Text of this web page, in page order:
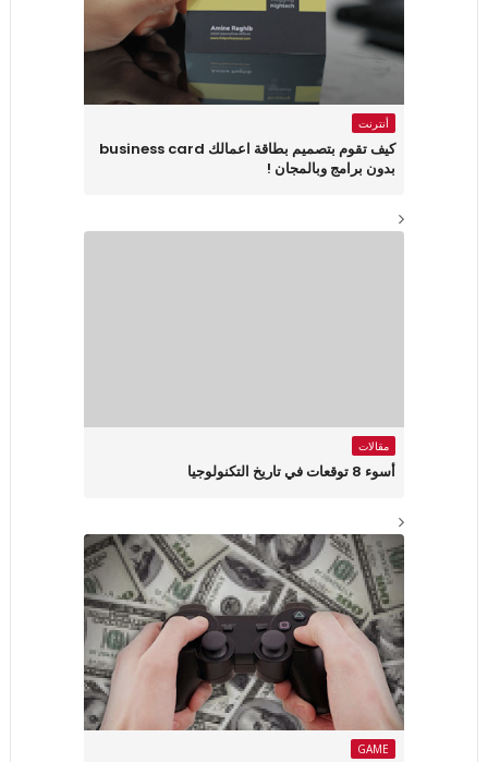
أنترنت
كيف تقوم بتصميم بطاقة اعمالك business card
بدون برامج وبالمجان !
مقالات
أسوء 8 توقعات في تاريخ التكنولوجيا
GAME